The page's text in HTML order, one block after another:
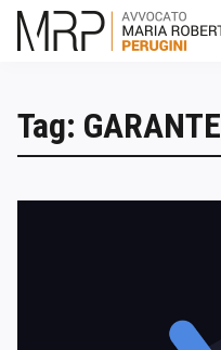
Skip
Tag: GARANTE